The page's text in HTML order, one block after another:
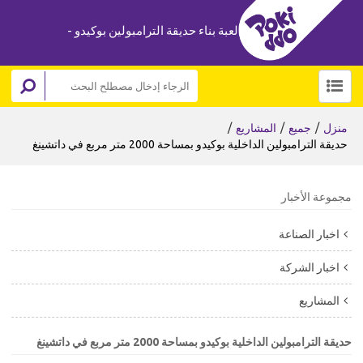
لعبة بناء حديقة الترامبولين بوكيدو -
منزل / جميع / المشاريع /
حديقة الترامبولين الداخلية بوكيدو بمساحة 2000 متر مربع في داتشينغ
مجموعة الأخبار
اخبار الصناعة
اخبار الشركة
المشاريع
حديقة الترامبولين الداخلية بوكيدو بمساحة 2000 متر مربع في داتشينغ